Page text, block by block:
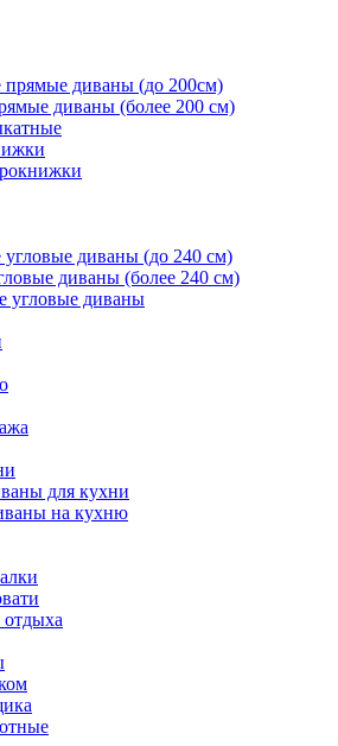
прямые диваны (до 200см)
диваны (более 200 см)
диваны (до 240 см)
диваны (более 240 см)
угловые диваны
для кухни
на кухню
отдыха